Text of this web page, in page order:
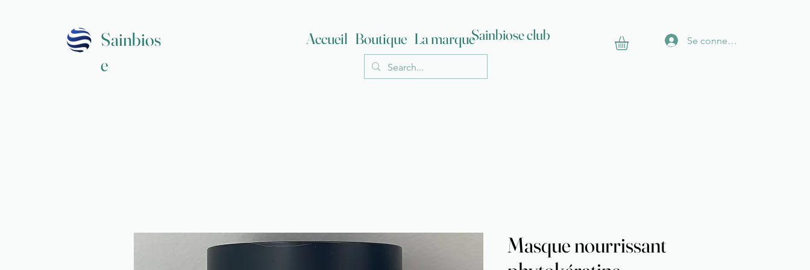
Sainbios
e
Accueil Boutique La marque Se connecter
Sainbiose club
Masque nourrissant